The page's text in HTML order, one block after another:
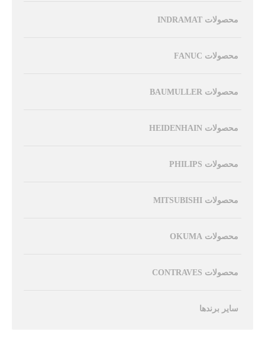
محصولات INDRAMAT
محصولات FANUC
محصولات BAUMULLER
محصولات HEIDENHAIN
محصولات PHILIPS
محصولات MITSUBISHI
محصولات OKUMA
محصولات CONTRAVES
سایر برندها